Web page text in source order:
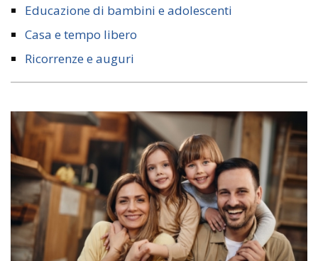
Educazione di bambini e adolescenti
Casa e tempo libero
Ricorrenze e auguri